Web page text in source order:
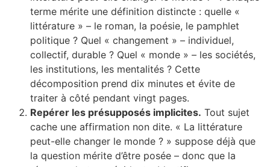
terme mérite une définition distincte : quelle «
littérature » – le roman, la poésie, le pamphlet
politique ? Quel « changement » – individuel,
collectif, durable ? Quel « monde » – les sociétés,
les institutions, les mentalités ? Cette
décomposition prend dix minutes et évite de
traiter à côté pendant vingt pages.
Repérer les présupposés implicites. Tout sujet
cache une affirmation non dite. « La littérature
peut-elle changer le monde ? » suppose déjà que
la question mérite d’être posée – donc que la